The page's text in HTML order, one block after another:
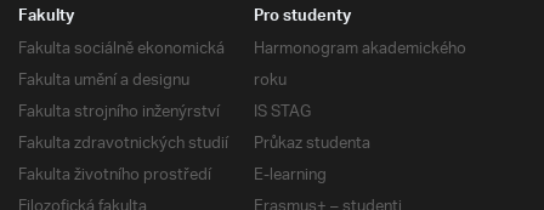
Fakulty
Fakulta sociálně ekonomická
Fakulta umění a designu
Fakulta strojního inženýrství
Fakulta zdravotnických studií
Fakulta životního prostředí
Pro studenty
Harmonogram akademického
roku
IS STAG
Průkaz studenta
E-learning